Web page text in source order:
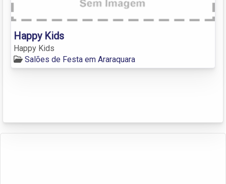
Happy Kids
Happy Kids
Salões de Festa em Araraquara